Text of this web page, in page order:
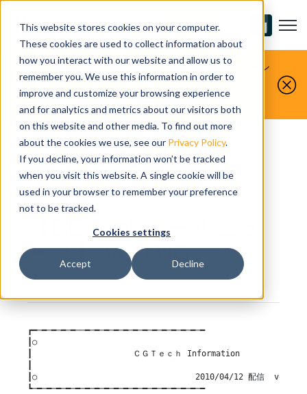
This website stores cookies on your computer.
These cookies are used to collect information about
how you interact with our website and allow us to
remember you. We use this information in order to
improve and customize your browsing experience
and for analytics and metrics about our visitors both
on this website and other media. To find out more
about the cookies we use, see our Privacy Policy.
If you decline, your information won’t be tracked
when you visit this website. A single cookie will be
used in your browser to remember your preference
not to be tracked.
Cookies settings
Accept Decline
Open
お問い合わせ
お客様が製造するものを、私たちがシミュレーシ
ョンします。
今すぐ無料デモをお申し込みください。
NEWSLETTER
【CGTechメールニュ
ース】 vol.016
┏━─━─━─━─━──━─━─━─━─━─━─━─━─━─━─━─━─━
┃○
┃                     ＣＧＴｅｃｈ Information
┃○                                 2010/04/12 配信  vol.016
┗─━─━─━─━─━─━─━─━─━─━─━─━─━─━─━─━─━─━